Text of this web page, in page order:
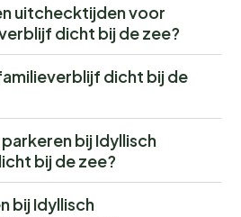
uitchecktijden voor
dicht bij de zee?
dicht bij de
parkeren bij Idyllisch
bij de zee?
bij Idyllisch